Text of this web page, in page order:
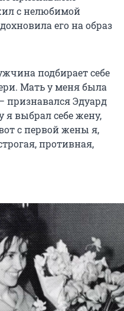
с нелюбимой
его на образ
подбирает себе
Мать у меня была
признавался Эдуард
я выбрал себе жену,
с первой жены я,
противная,